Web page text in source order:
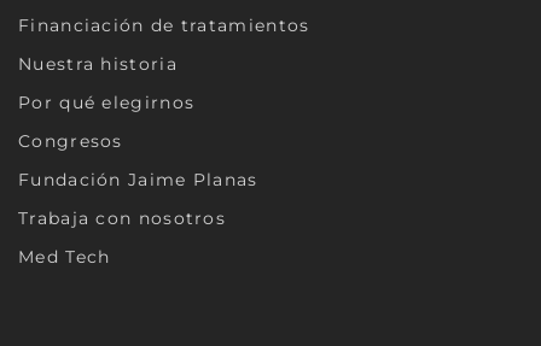
Financiación de tratamientos
Nuestra historia
Por qué elegirnos
Congresos
Fundación Jaime Planas
Trabaja con nosotros
Med Tech